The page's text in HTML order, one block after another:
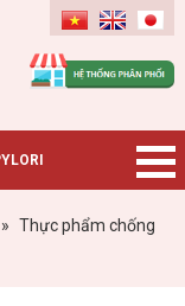
DẪN MUA HÀNG
» Thực phẩm chống